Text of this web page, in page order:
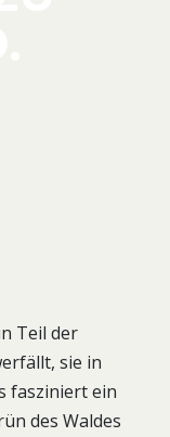
Teil der
sie in
fasziniert ein
des Waldes